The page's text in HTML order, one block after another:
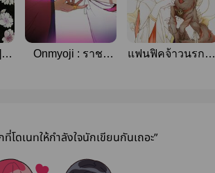
Onmyoji : ราชา
แฟนฟิคจ้าวนรกกับ
โดเนทให้กำลังใจนักเขียนกันเถอะ”